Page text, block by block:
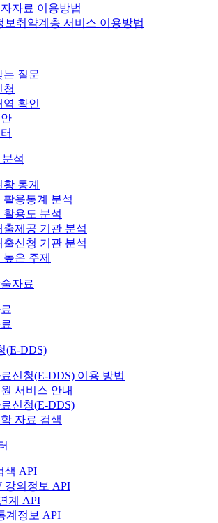
자료 이용방법
보취약계층 서비스 이용방법
는 질문
청
역 확인
석
통계
활용통계 분석
활용도 분석
출제공 기관 분석
출신청 기관 분석
은 주제
자료
(E-DDS)
신청(E-DDS) 이용 방법
서비스 안내
신청(E-DDS)
자료 검색
색 API
강의정보 API
계 API
계정보 API